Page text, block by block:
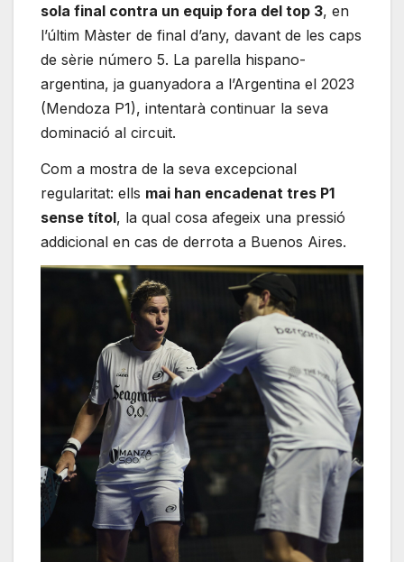
sola final contra un equip fora del top 3, en
l’últim Màster de final d’any, davant de les caps
de sèrie número 5. La parella hispano-
argentina, ja guanyadora a l’Argentina el 2023
(Mendoza P1), intentarà continuar la seva
dominació al circuit.
Com a mostra de la seva excepcional
regularitat: ells mai han encadenat tres P1
sense títol, la qual cosa afegeix una pressió
addicional en cas de derrota a Buenos Aires.